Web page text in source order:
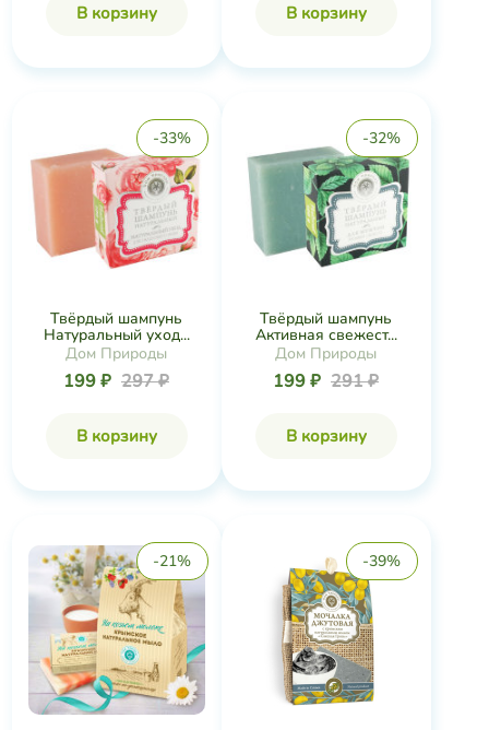
В корзину В корзину
-33%
Твёрдый шампунь
Натуральный уход...
Дом Природы
199 ₽ 297 ₽
В корзину
-32%
Твёрдый шампунь
Активная свежест...
Дом Природы
199 ₽ 291 ₽
В корзину
-21% -39%